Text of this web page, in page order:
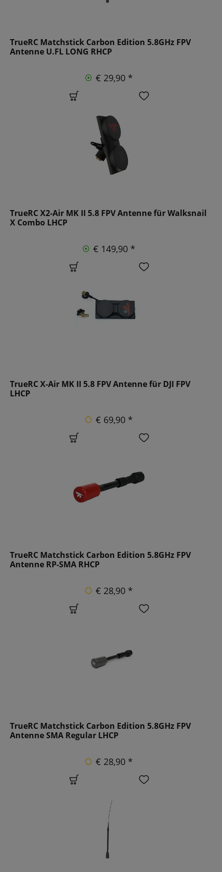
TrueRC Matchstick Carbon Edition 5.8GHz FPV
Antenne U.FL LONG RHCP
€ 29,90 *
TrueRC X2-Air MK II 5.8 FPV Antenne für Walksnail
X Combo LHCP
€ 149,90 *
TrueRC X-Air MK II 5.8 FPV Antenne für DJI FPV
LHCP
€ 69,90 *
TrueRC Matchstick Carbon Edition 5.8GHz FPV
Antenne RP-SMA RHCP
€ 28,90 *
TrueRC Matchstick Carbon Edition 5.8GHz FPV
Antenne SMA Regular LHCP
€ 28,90 *